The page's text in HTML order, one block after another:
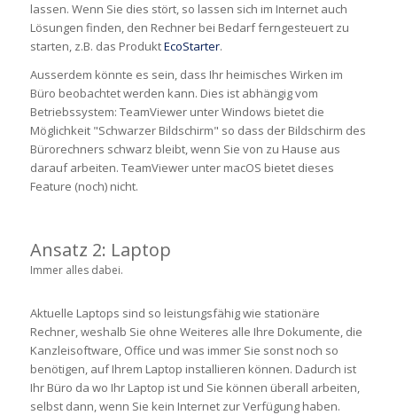
lassen. Wenn Sie dies stört, so lassen sich im Internet auch
Lösungen finden, den Rechner bei Bedarf ferngesteuert zu
starten, z.B. das ProduktEcoStarter.
Ausserdem könnte es sein, dass Ihr heimisches Wirken im
Büro beobachtet werden kann. Dies ist abhängig vom
Betriebssystem: TeamViewer unter Windows bietet die
Möglichkeit "Schwarzer Bildschirm" so dass der Bildschirm des
Bürorechners schwarz bleibt, wenn Sie von zu Hause aus
darauf arbeiten. TeamViewer unter macOS bietet dieses
Feature (noch) nicht.
Ansatz 2: Laptop
Immer alles dabei.
Aktuelle Laptops sind so leistungsfähig wie stationäre
Rechner, weshalb Sie ohne Weiteres alle Ihre Dokumente, die
Kanzleisoftware, Office und was immer Sie sonst noch so
benötigen, auf Ihrem Laptop installieren können. Dadurch ist
Ihr Büro da wo Ihr Laptop ist und Sie können überall arbeiten,
selbst dann, wenn Sie kein Internet zur Verfügung haben.